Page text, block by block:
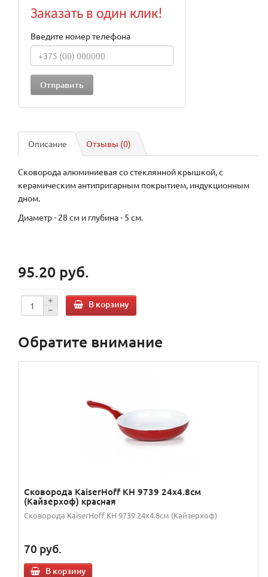
Заказать в один клик!
Введите номер телефона
Описание Отзывы (0)
Сковорода алюминиевая со стеклянной крышкой, с
керамическим антипригарным покрытием, индукционным
дном.
Диаметр - 28 см и глубина - 5 см.
95.20 руб.
В корзину
Обратите внимание
Сковорода KaiserHoff KH 9739 24х4.8см
(Кайзерхоф) красная
Сковорода KaiserHoff KH 9739 24х4.8см (Кайзерхоф)
70 руб.
В корзину